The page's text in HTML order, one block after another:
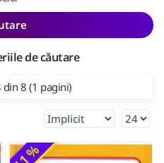
de căutare
din 8 (1 pagini)